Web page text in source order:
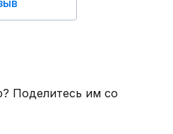
Поделитесь им со